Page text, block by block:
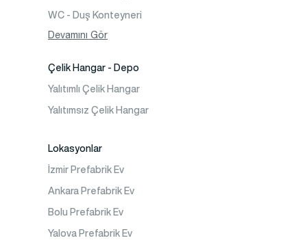
WC - Duş Konteyneri
Konteyner Ev
Devamını Gör
Çelik Hangar - Depo
Yalıtımlı Çelik Hangar
Yalıtımsız Çelik Hangar
Lokasyonlar
İzmir Prefabrik Ev
Ankara Prefabrik Ev
Bolu Prefabrik Ev
Yalova Prefabrik Ev